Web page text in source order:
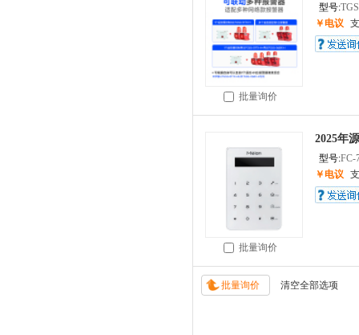
批量询价
型号:
￥电议
批量询价
2025年
型号:FC-
￥电议